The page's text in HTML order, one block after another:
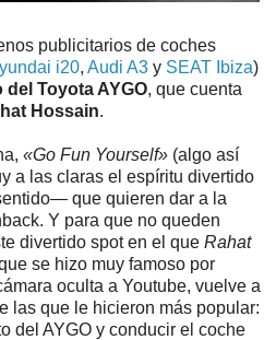
publicitarios de coches
i20, Audi A3 y SEAT Ibiza)
del Toyota AYGO, que cuenta
Hossain.
«Go Fun Yourself» (algo así
a las claras el espíritu divertido
que quieren dar a la
Y para que no queden
divertido spot en el que Rahat
se hizo muy famoso por
oculta a Youtube, vuelve a
las que le hicieron más popular:
del AYGO y conducir el coche